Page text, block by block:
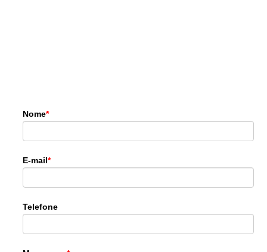
Nome
E-mail
Telefone